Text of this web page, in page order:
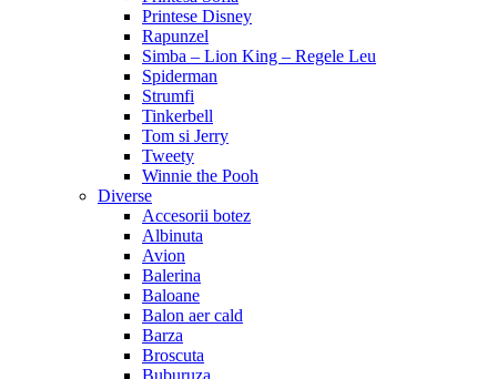
Printese Disney
Rapunzel
Simba – Lion King – Regele Leu
Spiderman
Strumfi
Tinkerbell
Tom si Jerry
Tweety
Winnie the Pooh
Diverse
Accesorii botez
Albinuta
Avion
Balerina
Baloane
Balon aer cald
Barza
Broscuta
Buburuza